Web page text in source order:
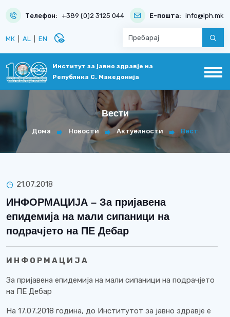
Телефон: +389 (0)2 3125 044 Е-пошта: info@iph.mk
МК AL EN disabled_visible
Институт за јавно здравје на
Република С. Македонија
Вести
Дома Новости Актуелности Вест
21.07.2018
ИНФОРМАЦИЈА – За пријавена
епидемија на мали сипаници на
подрачјето на ПЕ Дебар
И Н Ф О Р М А Ц И Ј А
За пријавена епидемија на мали сипаници на подрачјето
на ПЕ Дебар
На 17.07.2018 година, до Институтот за јавно здравје е